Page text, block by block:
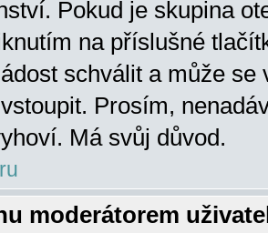
Pokud je skupina
na příslušné
schválit a může se
Prosím,
Má svůj důvod.
moderátorem